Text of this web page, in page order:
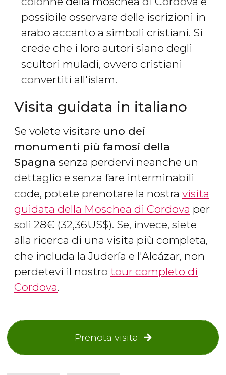
possibile osservare delle iscrizioni in
arabo accanto a simboli cristiani. Si
crede che i loro autori siano degli
scultori muladi, ovvero cristiani
convertiti all'islam.
Visita guidata in italiano
Se volete visitare uno dei
monumenti più famosi della
Spagna senza perdervi neanche un
dettaglio e senza fare interminabili
code, potete prenotare la nostra visita
guidata della Moschea di Cordova per
soli 28€ (32,36US$). Se, invece, siete
alla ricerca di una visita più completa,
che includa la Judería e l'Alcázar, non
perdetevi il nostro tour completo di
Cordova.
Prenota visita